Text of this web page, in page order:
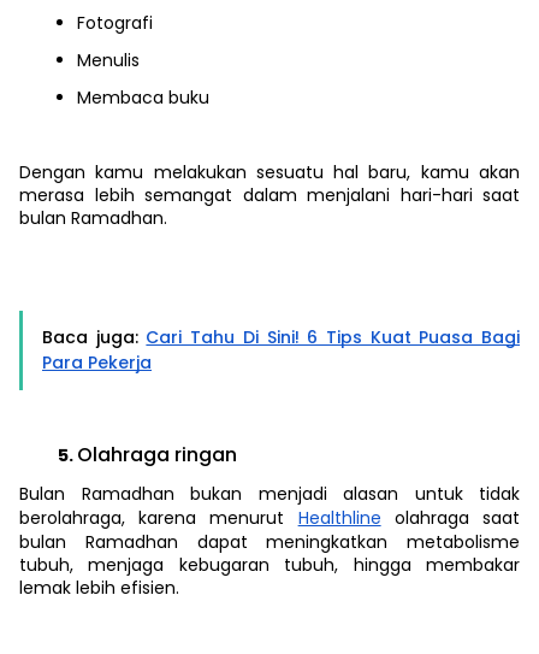
Fotografi
Menulis
Membaca buku
Dengan kamu melakukan sesuatu hal baru, kamu akan
merasa lebih semangat dalam menjalani hari-hari saat
bulan Ramadhan.
Baca juga: Cari Tahu Di Sini! 6 Tips Kuat Puasa Bagi
Para Pekerja
Olahraga ringan
Bulan Ramadhan bukan menjadi alasan untuk tidak
berolahraga, karena menurut Healthline olahraga saat
bulan Ramadhan dapat meningkatkan metabolisme
tubuh, menjaga kebugaran tubuh, hingga membakar
lemak lebih efisien.